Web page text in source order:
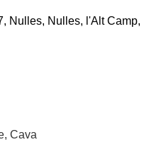
Nulles, Nulles, l'Alt Camp,
Cava